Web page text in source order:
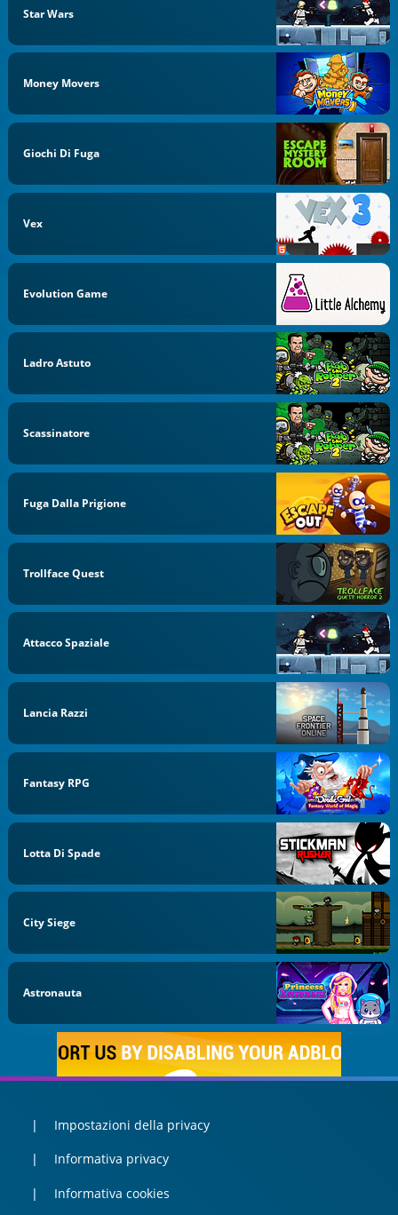
Star Wars
Money Movers
Giochi Di Fuga
Vex
Evolution Game
Ladro Astuto
Scassinatore
Fuga Dalla Prigione
Trollface Quest
Attacco Spaziale
Lancia Razzi
Fantasy RPG
Lotta Di Spade
City Siege
Astronauta
Impostazioni della privacy
Informativa privacy
Informativa cookies